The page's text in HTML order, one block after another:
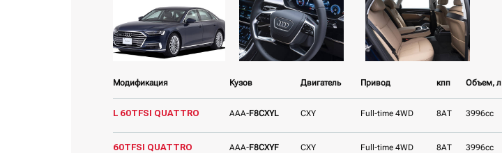
Модификация Кузов Двигатель Привод кпп Объем, л
L 60TFSI QUATTRO AAA-F8CXYL CXY Full-time 4WD 8AT 3996cc
60TFSI QUATTRO AAA-F8CXYF CXY Full-time 4WD 8AT 3996cc